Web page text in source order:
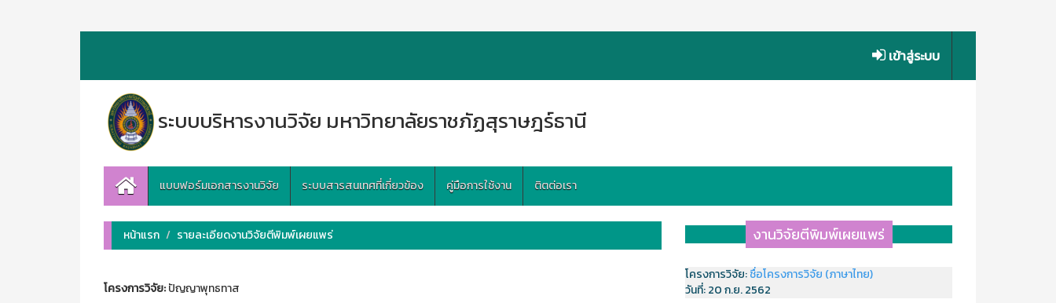
เข้าสู่ระบบ
ระบบบริหารงานวิจัย มหาวิทยาลัยราชภัฏสุราษฎร์ธานี
แบบฟอร์มเอกสารงานวิจัย ระบบสารสนเทศที่เกี่ยวข้อง คู่มือการใช้งาน ติตต่อเรา
หน้าแรก รายละเอียดงานวิจัยตีพิมพ์เผยแพร่
โครงการวิจัย:ปัญญาพุทธทาส
งานวิจัยตีพิมพ์เผยแพร่
โครงการวิจัย:ชื่อโครงการวิจัย (ภาษาไทย)
วันที่:20 ก.ย. 2562